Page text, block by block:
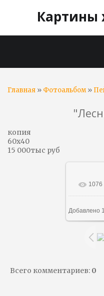
Картины
Главная » Фотоальбом»
копия
60х40
15 000тыс руб
В
1076
Добавлено
Всего комментариев: 0